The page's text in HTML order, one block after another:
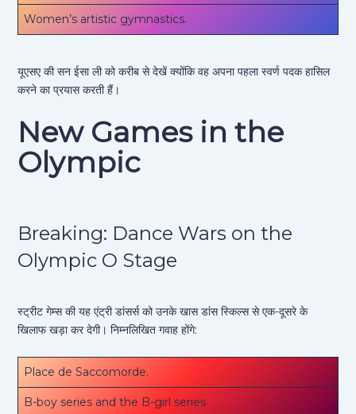
Women’s artistic gymnastics.
यूएसए की सन ईसा ली को करीब से देखें क्योंकि वह अपना पहला स्वर्ण पदक हासिल
करने का प्रयास करती हैं।
New Games in the
Olympic
Breaking: Dance Wars on the
Olympic O Stage
स्ट्रीट गेम्स की यह एंट्री डांसर्स को उनके खास डांस स्किल्स से एक-दूसरे के
खिलाफ खड़ा कर देगी। निम्नलिखित गवाह होंगे:
Place de Saccomorde.
B-boy series and the B-girl series